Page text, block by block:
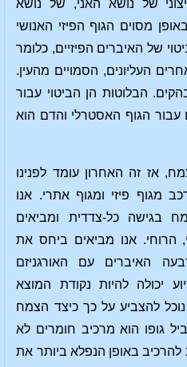
של נושא האני, של נושא
מסוים הגוף הפיזי האנושי
של האיברים הפיזיים, כלומר
העליונים, הסמויים מהעין.
הבלוטות הן הביטוי עבור
הגוף האסטרלי והדם הוא
אז זה האחרון עומד לפנינו
מגוף פיזי ומגוף אתרי. אנו
בגישה כל-צדדית ומביאים
הרוחי. אנו מביאים ביחס את
האיברים עם האורגניזם
יכולה להיות נקודת המוצא
נוכל להצביע על כך כיצד הצמח
גופו הוא מרכיב חומרים לא
להרכיב באופן הנפלא ביותר את